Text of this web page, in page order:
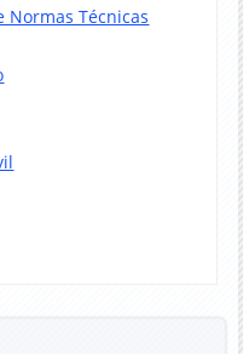
Normas Técnicas